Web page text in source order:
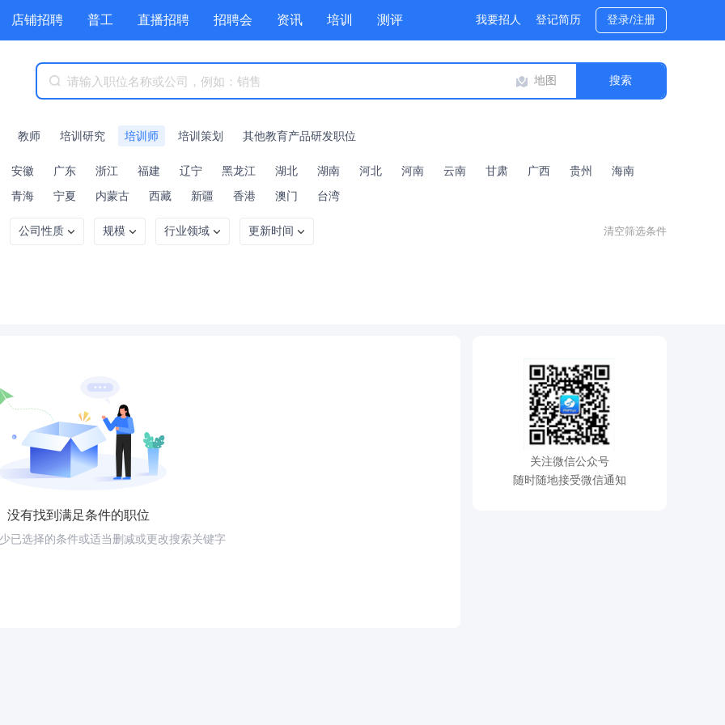
店铺招聘 普工 直播招聘 招聘会 资讯 培训 测评
商城 附近职位 工具箱 赏金招聘
我要招人 登记简历 登录/注册
地图
教师 培训研究 培训师 培训策划 其他教育产品研发职位
安徽 广东 浙江 福建 辽宁 黑龙江 湖北 湖南 河北 河南 云南 甘肃 广西 贵州
海南
青海 宁夏 内蒙古 西藏 新疆 香港 澳门 台湾
公司性质 规模 行业领域 更新时间 清空筛选条件
没有找到满足条件的职位
已选择的条件或适当删减或更改搜索关键字
关注微信公众号
随时随地接受微信通知